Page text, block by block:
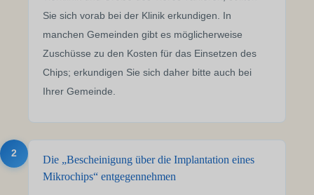
Sie sich vorab bei der Klinik erkundigen. In
manchen Gemeinden gibt es möglicherweise
Zuschüsse zu den Kosten für das Einsetzen des
Chips; erkundigen Sie sich daher bitte auch bei
Ihrer Gemeinde.
2
Die „Bescheinigung über die Implantation eines
Mikrochips“ entgegennehmen